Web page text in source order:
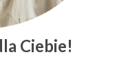
Ciebie!